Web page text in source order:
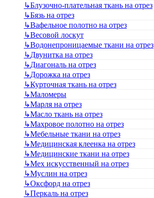
↳Блузочно-плательная ткань на отрез
↳Бязь на отрез
↳Вафельное полотно на отрез
↳Весовой лоскут
↳Водонепроницаемые ткани на отрез
↳Двунитка на отрез
↳Диагональ на отрез
↳Дорожка на отрез
↳Курточная ткань на отрез
↳Маломеры
↳Марля на отрез
↳Масло ткань на отрез
↳Махровое полотно на отрез
↳Мебельные ткани на отрез
↳Медицинская клеенка на отрез
↳Медицинские ткани на отрез
↳Мех искусственный на отрез
↳Муслин на отрез
↳Оксфорд на отрез
↳Перкаль на отрез